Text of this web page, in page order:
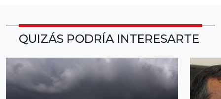
QUIZÁS PODRÍA INTERESARTE